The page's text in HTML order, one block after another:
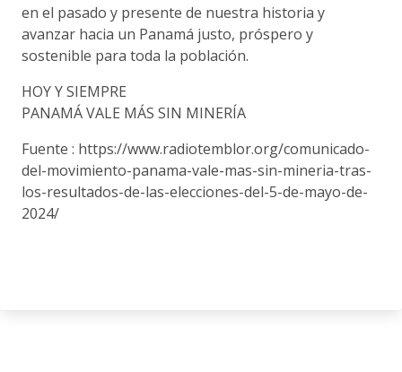
en el pasado y presente de nuestra historia y
avanzar hacia un Panamá justo, próspero y
sostenible para toda la población.
HOY Y SIEMPRE
PANAMÁ VALE MÁS SIN MINERÍA
Fuente : https://www.radiotemblor.org/comunicado-
del-movimiento-panama-vale-mas-sin-mineria-tras-
los-resultados-de-las-elecciones-del-5-de-mayo-de-
2024/